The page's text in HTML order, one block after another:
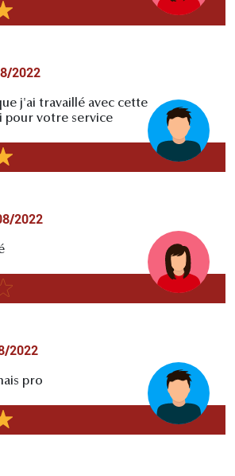
2022
j'ai travaillé avec cette
pour votre service
2022
2022
pro